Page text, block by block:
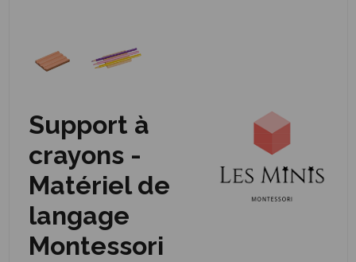
Support à
crayons -
Matériel de
langage
Montessori